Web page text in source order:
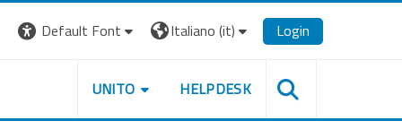
Default Font Italiano ‎(it)‎ Login
UNITO HELPDESK